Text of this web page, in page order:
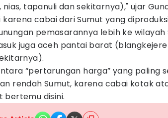
nias, tapanuli dan sekitarnya)," ujar
karena cabai dari Sumut yang
pemasarannya lebih ke
juga aceh pantai barat
“pertarungan harga” yang paling
rendah Sumut, karena cabai kotak
bertemu disini.